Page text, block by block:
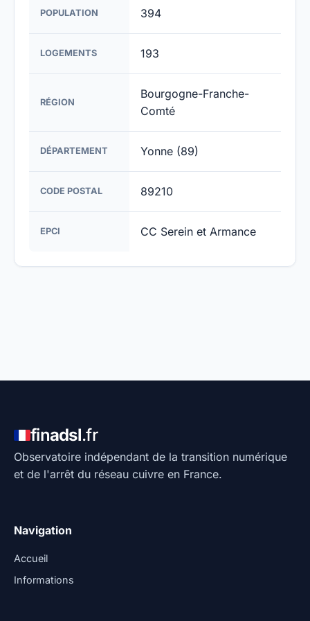
POPULATION 394
LOGEMENTS 193
RÉGION
Bourgogne-Franche-
Comté
DÉPARTEMENT Yonne (89)
CODE POSTAL 89210
EPCI CC Serein et Armance
finadsl.fr
Observatoire indépendant de la transition numérique
et de l'arrêt du réseau cuivre en France.
Navigation
Accueil
Informations